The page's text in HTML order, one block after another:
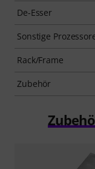
De-Esser
Sonstige
Rack/Frame
Zubehör